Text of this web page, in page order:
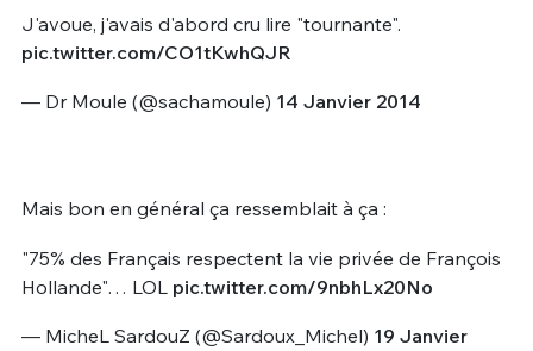
J'avoue, j'avais d'abord cru lire "tournante".
pic.twitter.com/CO1tKwhQJR
— Dr Moule (@sachamoule) 14 Janvier 2014
Mais bon en général ça ressemblait à ça :
"75% des Français respectent la vie privée de François
Hollande"… LOL pic.twitter.com/9nbhLx20No
— MicheL SardouZ (@Sardoux_Michel) 19 Janvier